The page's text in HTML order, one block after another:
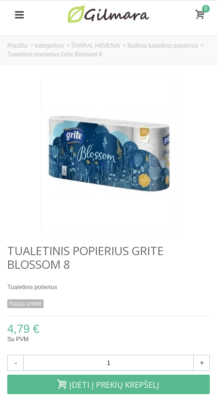
0
Pradžia > kategorijos > ŠVARAI, HIGIENAi > Buitinis tualetinis popierius >
Tualetinis popierius Grite Blossom 8
TUALETINIS POPIERIUS GRITE
BLOSSOM 8
Tualetinis polierius
Nauja prekė
4,79 €
Su PVM
- +
ĮDĖTI Į PREKIŲ KREPŠELĮ